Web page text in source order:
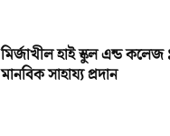
মির্জাখীল হাই স্কুল এন্ড কলেজ
মানবিক সাহায্য প্রদান